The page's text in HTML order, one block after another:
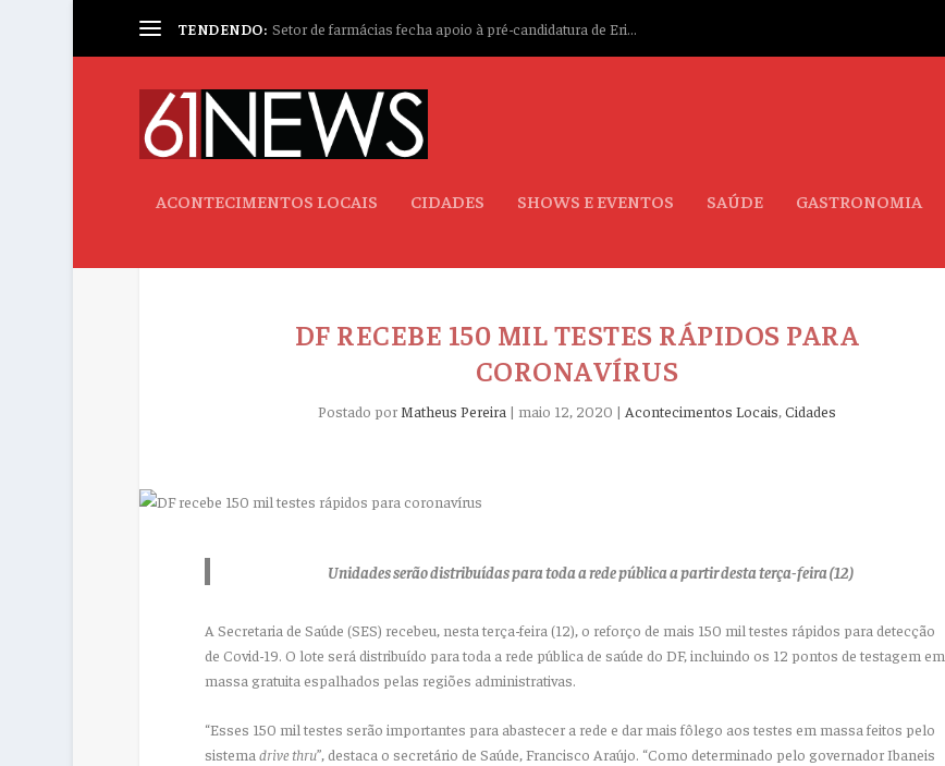
TENDENDO: Setor de farmácias fecha apoio à pré-candidatura de Eri...
ACONTECIMENTOS LOCAIS CIDADES SHOWS E EVENTOS SAÚDE GASTRONOMIA
DF RECEBE 150 MIL TESTES RÁPIDOS PARA
CORONAVÍRUS
Postado por Matheus Pereira | maio 12, 2020 | Acontecimentos Locais,Cidades
Unidades serão distribuídas para toda a rede pública a partir desta terça-feira (12)
A Secretaria de Saúde (SES) recebeu, nesta terça-feira (12), o reforço de mais 150 mil testes rápidos para detecção
de Covid-19. O lote será distribuído para toda a rede pública de saúde do DF, incluindo os 12 pontos de testagem em
massa gratuita espalhados pelas regiões administrativas.
“Esses 150 mil testes serão importantes para abastecer a rede e dar mais fôlego aos testes em massa feitos pelo
sistema drive thru”, destaca o secretário de Saúde, Francisco Araújo. “Como determinado pelo governador Ibaneis